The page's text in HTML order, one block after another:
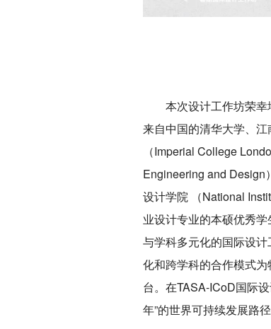
本次设计工作坊荣
来自中国的清华大学、
（Imperial College
Engineering and Design
设计学院 （National
业设计专业的本硕优秀
与学科多元化的国际设
化和跨学科的合作模式
台。在TASA-ICoD国际
年”的世界可持续发展路